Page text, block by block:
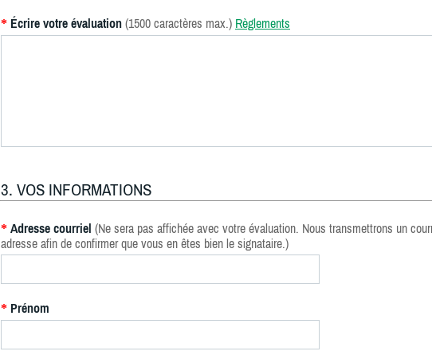
* Écrire votre évaluation (1500 caractères max.) Règlements
3. VOS INFORMATIONS
* Adresse courriel (Ne sera pas affichée avec votre évaluation. Nous transmettrons un
adresse afin de confirmer que vous en êtes bien le signataire.)
* Prénom